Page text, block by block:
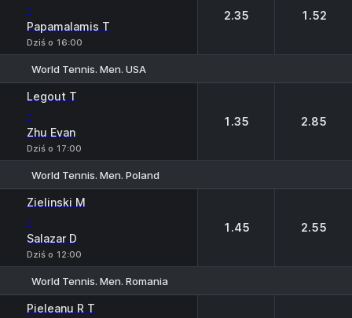
-
Papamalamis T
Dziś o 16:00
2.35 1.52
World Tennis. Men. USA
Legout T
-
Zhu Evan
Dziś o 17:00
1.35 2.85
World Tennis. Men. Poland
Zielinski M
-
Salazar D
Dziś o 12:00
1.45 2.55
World Tennis. Men. Romania
Pieleanu R T